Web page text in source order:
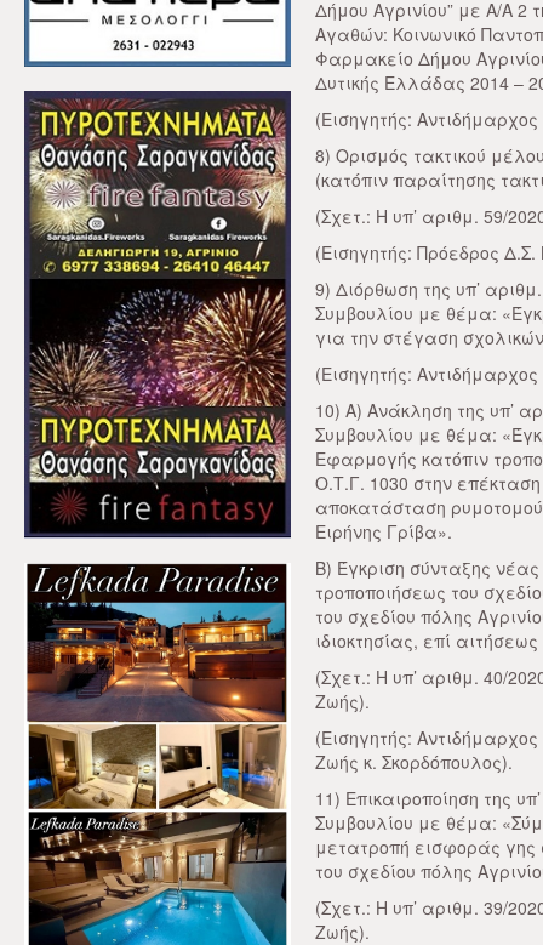
Δήμου Αγρινίου” με Α/Α 2
Αγαθών: Κοινωνικό
Φαρμακείο Δήμου
Δυτικής Ελλάδας 2014 –
(Εισηγητής:
8) Ορισμός τακτικού
(κατόπιν παραίτησης
(Σχετ.: Η υπ’ αριθμ. 59/
(Εισηγητής: Πρόεδρος
9) Διόρθωση της υπ’
Συμβουλίου με θέμα:
για την στέγαση
(Εισηγητής:
10) Α) Ανάκληση της υπ’
Συμβουλίου με θέμα:
Εφαρμογής κατόπιν
Ο.Τ.Γ. 1030 στην επέκταση
αποκατάσταση
Ειρήνης Γρίβα».
Β) Έγκριση σύνταξης
τροποποιήσεως του
του σχεδίου πόλης
ιδιοκτησίας, επί
(Σχετ.: Η υπ’ αριθμ. 40/
Ζωής).
(Εισηγητής:
Ζωής κ. Σκορδόπουλος).
11) Επικαιροποίηση της
Συμβουλίου με θέμα:
μετατροπή εισφοράς
του σχεδίου πόλης
(Σχετ.: Η υπ’ αριθμ. 39/
Ζωής).